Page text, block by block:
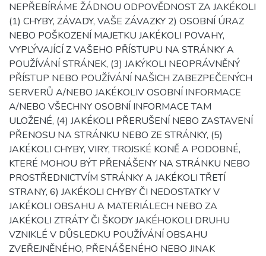
NEPŘEBÍRÁME ŽÁDNOU ODPOVĚDNOST ZA JAKÉKOLI
(1) CHYBY, ZÁVADY, VAŠE ZÁVAZKY 2) OSOBNÍ ÚRAZ
NEBO POŠKOZENÍ MAJETKU JAKÉKOLI POVAHY,
VYPLÝVAJÍCÍ Z VAŠEHO PŘÍSTUPU NA STRÁNKY A
POUŽÍVÁNÍ STRÁNEK, (3) JAKÝKOLI NEOPRÁVNĚNÝ
PŘÍSTUP NEBO POUŽÍVÁNÍ NAŠICH ZABEZPEČENÝCH
SERVERŮ A/NEBO JAKÉKOLIV OSOBNÍ INFORMACE
A/NEBO VŠECHNY OSOBNÍ INFORMACE TAM
ULOŽENÉ, (4) JAKÉKOLI PŘERUŠENÍ NEBO ZASTAVENÍ
PŘENOSU NA STRÁNKU NEBO ZE STRÁNKY, (5)
JAKÉKOLI CHYBY, VIRY, TROJSKÉ KONĚ A PODOBNÉ,
KTERÉ MOHOU BÝT PŘENÁŠENY NA STRÁNKU NEBO
PROSTŘEDNICTVÍM STRÁNKY A JAKÉKOLI TŘETÍ
STRANY, 6) JAKÉKOLI CHYBY ČI NEDOSTATKY V
JAKÉKOLI OBSAHU A MATERIÁLECH NEBO ZA
JAKÉKOLI ZTRÁTY ČI ŠKODY JAKÉHOKOLI DRUHU
VZNIKLÉ V DŮSLEDKU POUŽÍVÁNÍ OBSAHU
ZVEŘEJNĚNÉHO, PŘENÁŠENÉHO NEBO JINAK